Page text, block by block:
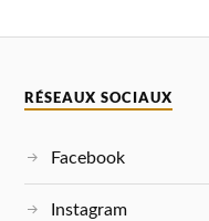
RÉSEAUX SOCIAUX
Facebook
Instagram